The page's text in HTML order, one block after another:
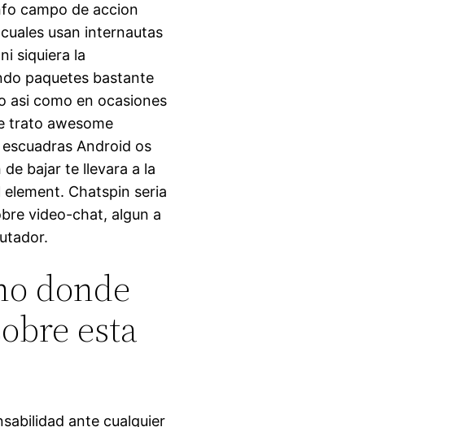
campo de accion
usan internautas
siquiera la
paquetes bastante
asi­ como en ocasiones
trato awesome
Android os
de bajar te llevara a la
Chatspin seri­a
video-chat, algun a
donde
esta
ante cualquier